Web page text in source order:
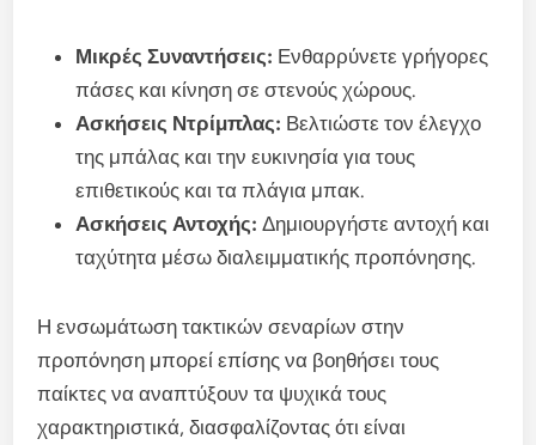
Μικρές Συναντήσεις: Ενθαρρύνετε γρήγορες
πάσες και κίνηση σε στενούς χώρους.
Ασκήσεις Ντρίμπλας: Βελτιώστε τον έλεγχο
της μπάλας και την ευκινησία για τους
επιθετικούς και τα πλάγια μπακ.
Ασκήσεις Αντοχής: Δημιουργήστε αντοχή και
ταχύτητα μέσω διαλειμματικής προπόνησης.
Η ενσωμάτωση τακτικών σεναρίων στην
προπόνηση μπορεί επίσης να βοηθήσει τους
παίκτες να αναπτύξουν τα ψυχικά τους
χαρακτηριστικά, διασφαλίζοντας ότι είναι